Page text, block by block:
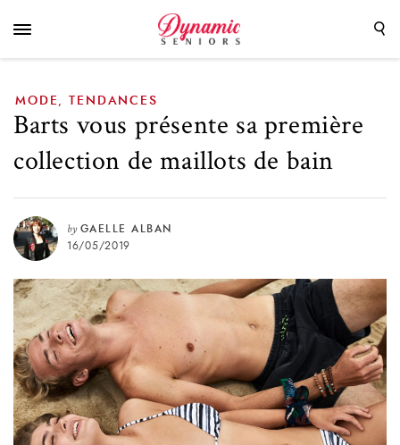
maillots de bain
MODE TENDANCES
Barts vous présente sa première
collection de maillots de bain
by GAELLE ALBAN
16/05/2019